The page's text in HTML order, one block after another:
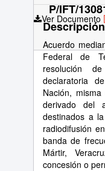
Ver Documento
P/IFT/
Descripción
Acuerdo
Federal de
resolución
declaratoria
Nación,
derivado del
destinados a
radiodifusión
banda de
Mártir,
concesión o